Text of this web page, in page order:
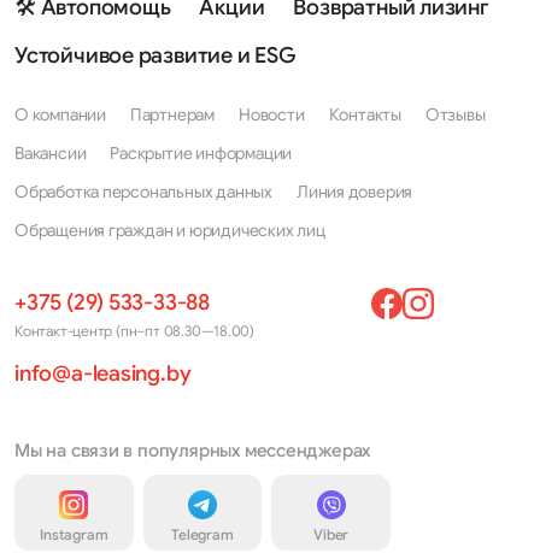
🛠 Автопомощь
Акции
Возвратный лизинг
Устойчивое развитие и ESG
О компании Партнерам Новости Контакты
Отзывы
Вакансии
Раскрытие информации
Обработка персональных данных
Линия доверия
Обращения граждан и юридических лиц
+375 (29) 533-33-88
Контакт-центр (пн–пт 08.30—18.00)
info@a-leasing.by
Мы на связи в популярных мессенджерах
Instagram Telegram Viber